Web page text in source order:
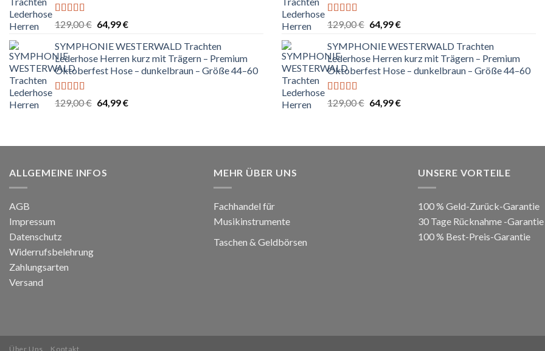
Bewertet
5.00
5
129,00€ Ursprünglicher
war:
129,00 €
64,99€Aktueller
ist:
64,99 €.
SYMPHONIE WESTERWALD Trachten
Lederhose Herren kurz mit Trägern – Premium
Oktoberfest Hose – dunkelbraun – Größe 44–60
Bewertet
5.00
129,00€ Ursprünglicher
64,99€Aktueller
Bewertet
5.00
5
129,00€ Ursprünglicher
war:
129,00 €
64,99€Aktueller
ist:
64,99 €.
SYMPHONIE WESTERWALD Trachten
Lederhose Herren kurz mit Trägern – Premium
Oktoberfest Hose – dunkelbraun – Größe 44–60
Bewertet
5.00
129,00€ Ursprünglicher
64,99€Aktueller
ALLGEMEINE INFOS
AGB
Impressum
Datenschutz
Widerrufsbelehrung
Zahlungsarten
Versand
MEHR ÜBER UNS
Fachhandel für
Musikinstrumente
Taschen & Geldbörsen
UNSERE VORTEILE
100 % Geld-Zurück-Garantie
30 Tage Rücknahme -Garantie
100 % Best-Preis-Garantie
Über Uns Kontakt